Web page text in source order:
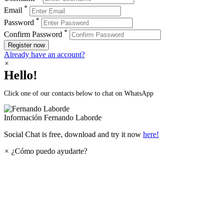
Email *
Password *
Confirm Password *
Register now
Already have an account?
×
Hello!
Click one of our contacts below to chat on WhatsApp
Información Fernando Laborde
Social Chat is free, download and try it now here!
× ¿Cómo puedo ayudarte?